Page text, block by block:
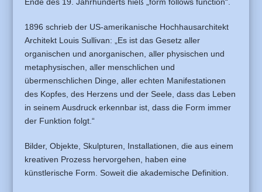
1896 schrieb der US-amerikanische Hochhausarchitekt
Architekt Louis Sullivan: „Es ist das Gesetz aller
organischen und anorganischen, aller physischen und
metaphysischen, aller menschlichen und
übermenschlichen Dinge, aller echten Manifestationen
des Kopfes, des Herzens und der Seele, dass das Leben
in seinem Ausdruck erkennbar ist, dass die Form immer
der Funktion folgt.“
Bilder, Objekte, Skulpturen, Installationen, die aus einem
kreativen Prozess hervorgehen, haben eine
künstlerische Form. Soweit die akademische Definition.